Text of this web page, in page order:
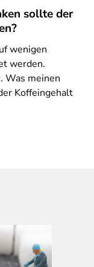
sollte der
wenigen
werden.
Was meinen
Koffeingehalt